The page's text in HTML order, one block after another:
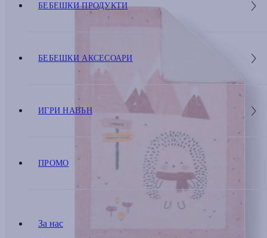
БЕБЕШКИ ПРОДУКТИ
БЕБЕШКИ АКСЕСОАРИ
ИГРИ НАВЪН
ПРОМО
За нас